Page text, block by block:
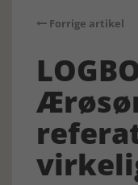
Forrige artikel